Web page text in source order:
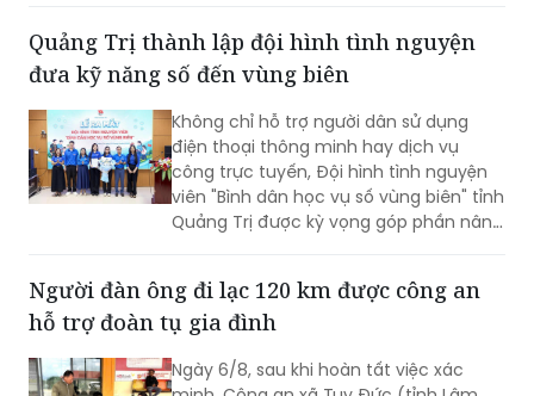
Không chỉ hỗ trợ người dân sử dụng
điện thoại thông minh hay dịch vụ
công trực tuyến, Đội hình tình nguyện
viên "Bình dân học vụ số vùng biên" tỉnh
Quảng Trị được kỳ vọng góp phần nâng
cao kỹ năng số, đưa các nền tảng và
tiện ích số đến gần hơn với người dân
khu vực biên giới.
Người đàn ông đi lạc 120 km được công an
Ngày 6/8, sau khi hoàn tất việc xác
minh, Công an xã Tuy Đức (tỉnh Lâm
Đồng) đã bàn giao ông Bùi Đức Điền
(SN 1970) cho người thân.